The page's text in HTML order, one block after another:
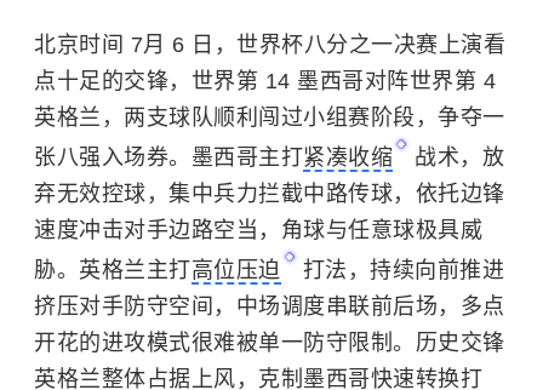
北京时间 7月 6 日，世界杯八分之一决赛上演看
点十足的交锋，世界第 14 墨西哥对阵世界第 4
英格兰，两支球队顺利闯过小组赛阶段，争夺一
张八强入场券。墨西哥主打紧凑收缩
战术，放
弃无效控球，集中兵力拦截中路传球，依托边锋
速度冲击对手边路空当， 角球与任意球极具威
胁。英格兰主打高位压迫
打法，持续向前推进
挤压对手防守空间，中场调度串联前后场，多点
开花的进攻模式很难被单一防守限制。历史交锋
英格兰整体占据上风，克制墨西哥快速转换打